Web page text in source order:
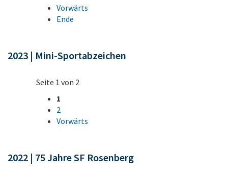
Vorwärts
Ende
2023 | Mini-Sportabzeichen
Seite 1 von 2
1
2
Vorwärts
2022 | 75 Jahre SF Rosenberg